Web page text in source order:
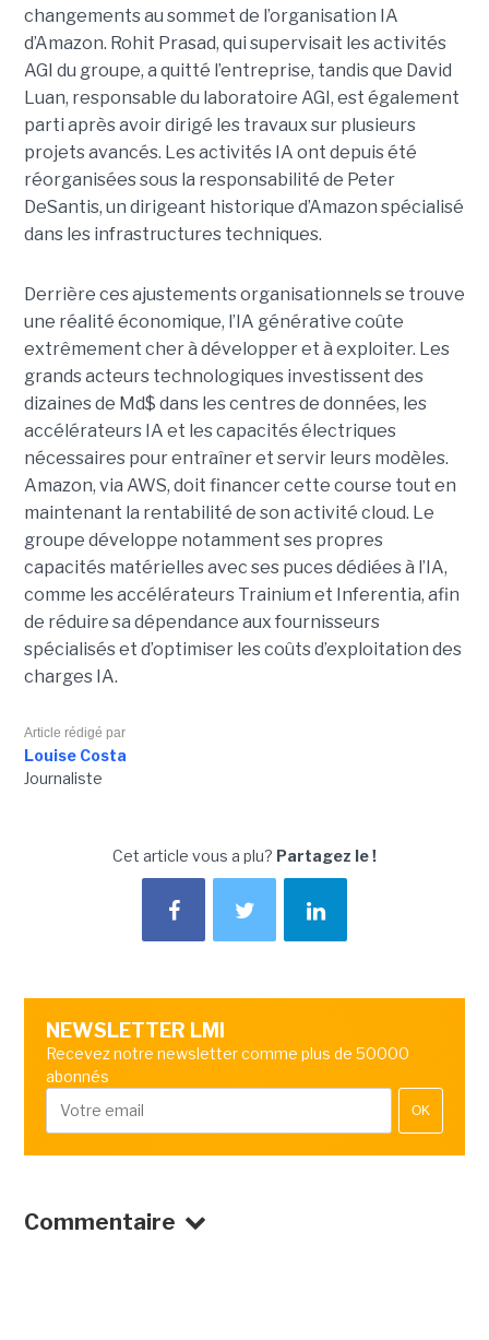
changements au sommet de l’organisation IA
d’Amazon. Rohit Prasad, qui supervisait les activités
AGI du groupe, a quitté l’entreprise, tandis que David
Luan, responsable du laboratoire AGI, est également
parti après avoir dirigé les travaux sur plusieurs
projets avancés. Les activités IA ont depuis été
réorganisées sous la responsabilité de Peter
DeSantis, un dirigeant historique d’Amazon spécialisé
dans les infrastructures techniques.
Derrière ces ajustements organisationnels se trouve
une réalité économique, l’IA générative coûte
extrêmement cher à développer et à exploiter. Les
grands acteurs technologiques investissent des
dizaines de Md$ dans les centres de données, les
accélérateurs IA et les capacités électriques
nécessaires pour entraîner et servir leurs modèles.
Amazon, via AWS, doit financer cette course tout en
maintenant la rentabilité de son activité cloud. Le
groupe développe notamment ses propres
capacités matérielles avec ses puces dédiées à l’IA,
comme les accélérateurs Trainium et Inferentia, afin
de réduire sa dépendance aux fournisseurs
spécialisés et d’optimiser les coûts d’exploitation des
charges IA.
Article rédigé par
Louise Costa
Journaliste
Cet article vous a plu? Partagez le !
NEWSLETTER LMI
Recevez notre newsletter comme plus de 50000
abonnés
OK
Commentaire